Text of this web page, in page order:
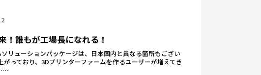
！誰もが工場長になれる！
リューションパッケージは、日本国内と異なる箇所もござい
っており、3Dプリンターファームを作るユーザーが増えてき